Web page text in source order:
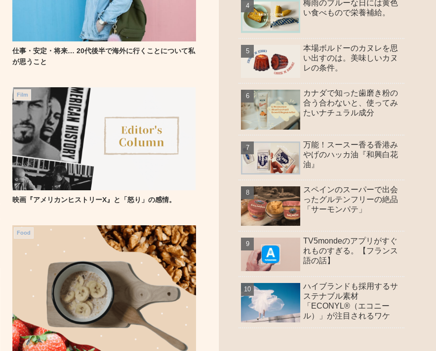
仕事・安定・将来… 20代後半で海外に行くことについて私
が思うこと
Film
映画『アメリカンヒストリーX』と「怒り」の感情。
Food
梅雨のブルーな日には黄色
い食べもので栄養補給。
本場ボルドーのカヌレを思
い出すのは。美味しいカヌ
レの条件。
カナダで知った歯磨き粉の
合う合わないと、使ってみ
たいナチュラル成分
万能！スースー香る香港み
やげのハッカ油『和興白花
油』
スペインのスーパーで出会
ったグルテンフリーの絶品
「サーモンパテ」
TV5mondeのアプリがすぐ
れものすぎる。【フランス
語の話】
ハイブランドも採用するサ
ステナブル素材
「ECONYL®（エコニー
ル）」が注目されるワケ